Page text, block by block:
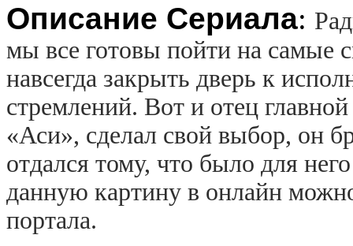
Описание Сериала:
мы все готовы пойти на самые
навсегда закрыть дверь к
стремлений. Вот и отец
«Аси», сделал свой выбор, он
отдался тому, что было для
данную картину в онлайн
портала.